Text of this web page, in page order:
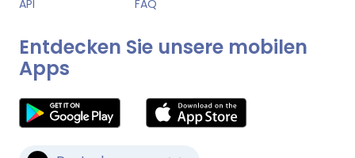
API FAQ
Entdecken Sie unsere mobilen
Apps